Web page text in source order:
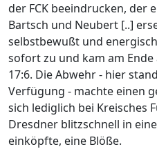
der FCK beeindrucken, der
Bartsch und Neubert [..]
selbstbewußt und
sofort zu und kam am
17:6. Die Abwehr - hier
Verfügung - machte einen
sich lediglich bei Kreisches
Dresdner blitzschnell in
einköpfte, eine Blöße.